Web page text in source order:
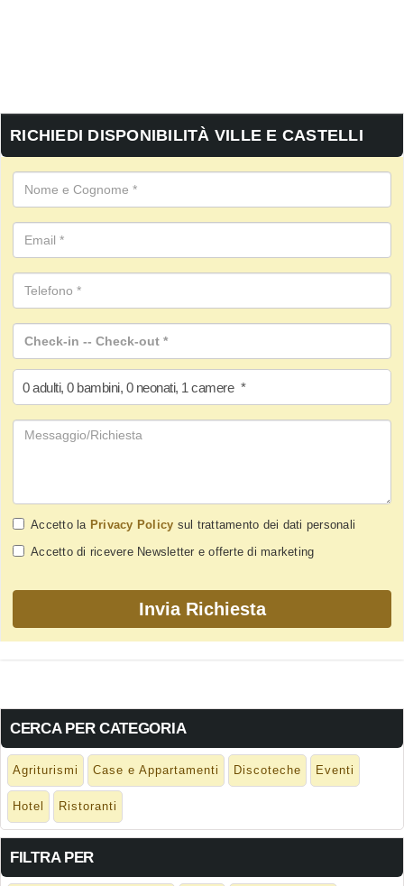
RICHIEDI DISPONIBILITÀ VILLE E CASTELLI
0 adulti, 0 bambini, 0 neonati, 1 camere *
Accetto la Privacy Policy sul trattamento dei dati personali
Accetto di ricevere Newsletter e offerte di marketing
CERCA PER CATEGORIA
Agriturismi Case e Appartamenti Discoteche Eventi
Hotel Ristoranti
FILTRA PER